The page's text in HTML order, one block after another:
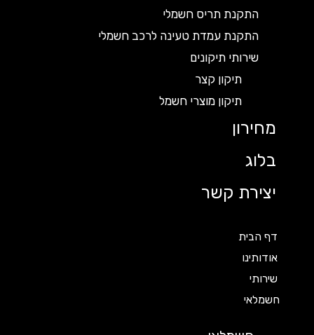
התקנת תריס חשמלי
התקנת עמדת טעינה לרכב חשמלי
שירותי תיקונים
תיקון קצר
תיקון מוצרי חשמל
מחירון
בלוג
יצירת קשר
דף הבית
אודותינו
שירותי
חשמלאי